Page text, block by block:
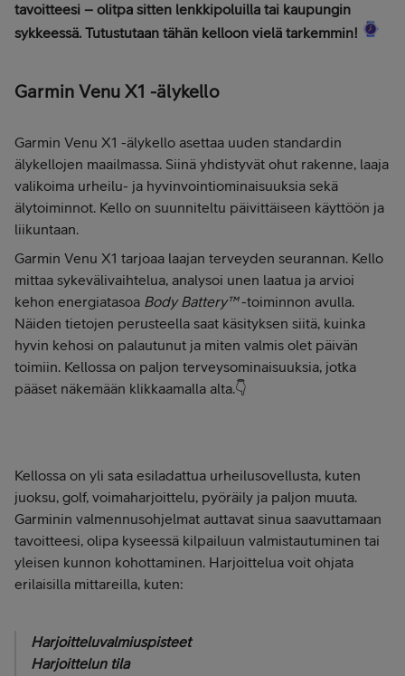
tavoitteesi – olitpa sitten lenkkipoluilla tai kaupungin
sykkeessä. Tutustutaan tähän kelloon vielä tarkemmin!
Garmin Venu X1 -älykello
Garmin Venu X1 -älykello asettaa uuden standardin
älykellojen maailmassa. Siinä yhdistyvät ohut rakenne, laaja
valikoima urheilu- ja hyvinvointiominaisuuksia sekä
älytoiminnot. Kello on suunniteltu päivittäiseen käyttöön ja
liikuntaan.
Garmin Venu X1 tarjoaa laajan terveyden seurannan. Kello
mittaa sykevälivaihtelua, analysoi unen laatua ja arvioi
kehon energiatasoa Body Battery™-toiminnon avulla.
Näiden tietojen perusteella saat käsityksen siitä, kuinka
hyvin kehosi on palautunut ja miten valmis olet päivän
toimiin. Kellossa on paljon terveysominaisuuksia, jotka
pääset näkemään klikkaamalla alta.👇
Kellossa on yli sata esiladattua urheilusovellusta, kuten
juoksu, golf, voimaharjoittelu, pyöräily ja paljon muuta.
Garminin valmennusohjelmat auttavat sinua saavuttamaan
tavoitteesi, olipa kyseessä kilpailuun valmistautuminen tai
yleisen kunnon kohottaminen. Harjoittelua voit ohjata
erilaisilla mittareilla, kuten:
Harjoitteluvalmiuspisteet
Harjoittelun tila